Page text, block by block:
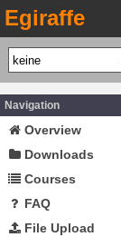
Egiraffe
Navigation
Overview
Downloads
Courses
FAQ
File Upload